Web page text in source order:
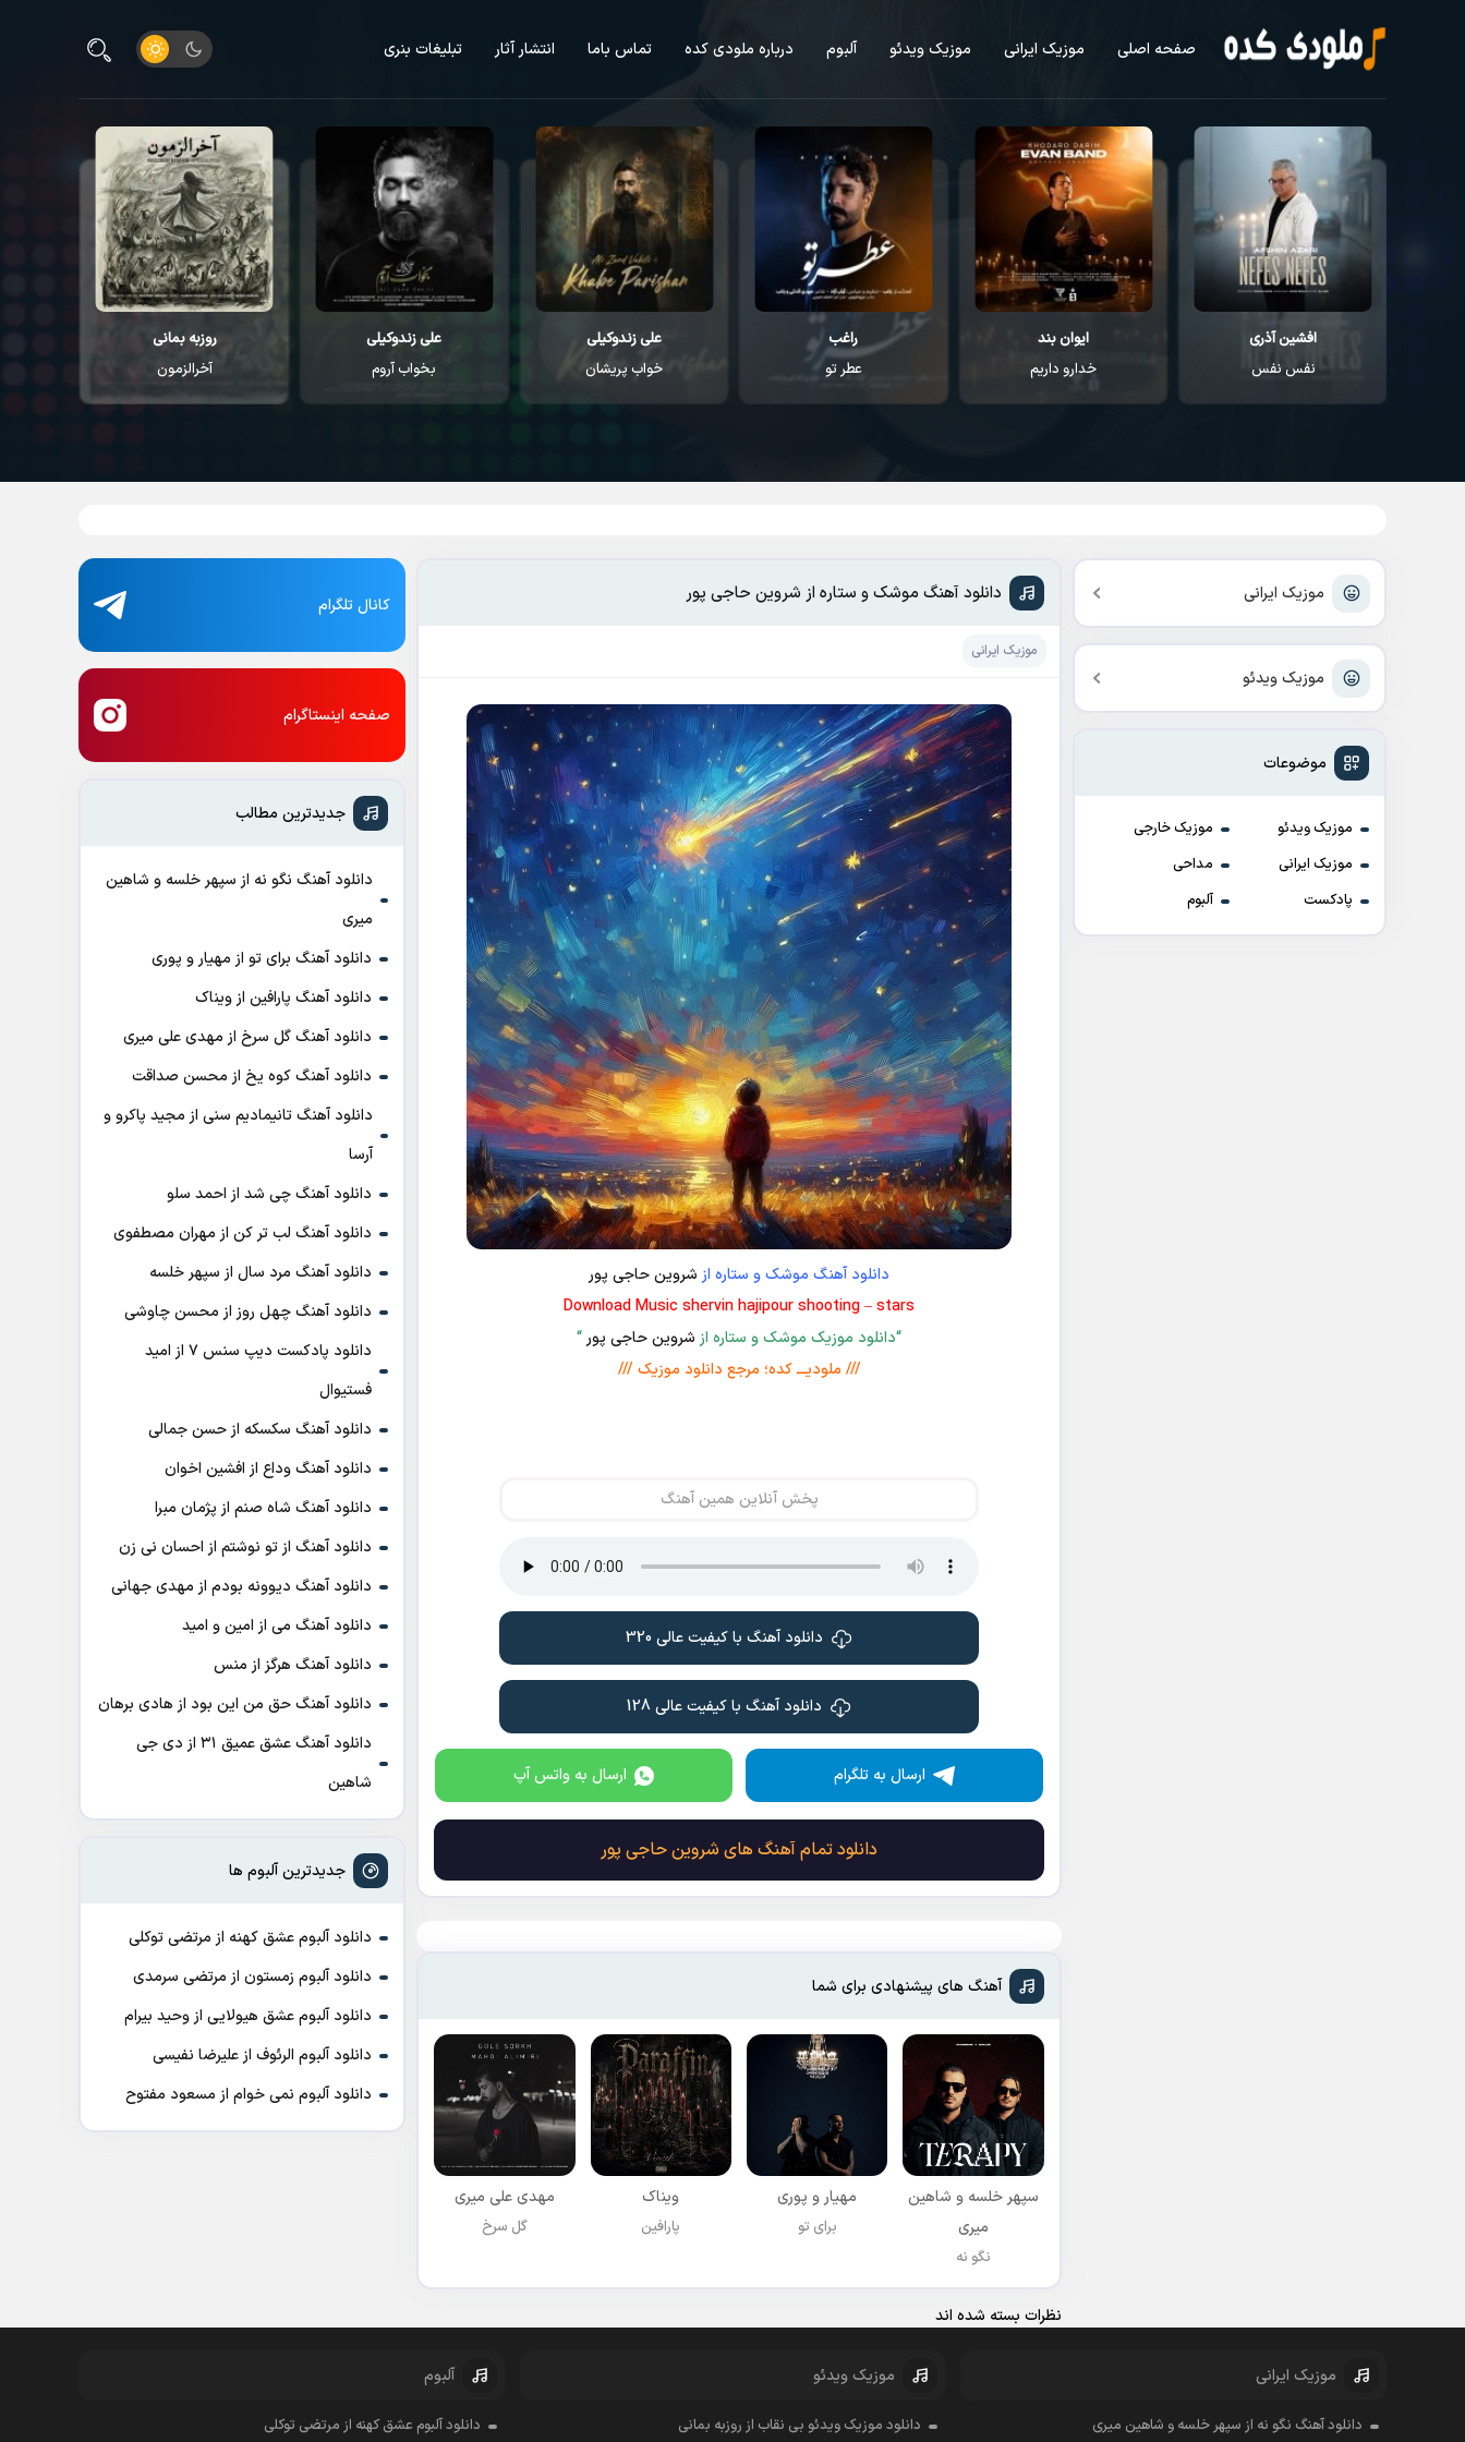
صفحه اصلی موزیک ایرانی موزیک ویدئو آلبوم درباره ملودی کده تماس باما انتشار آثار تبلیغات بنری
افشین آذری
نفس نفس
ایوان بند
خدارو داریم
راغب
عطر تو
علی زندوکیلی
خواب پریشان
علی زندوکیلی
بخواب آروم
روزبه بمانی
آخرالزمون
موزیک ایرانی
موزیک ویدئو
موضوعات
موزیک ویدئو
موزیک خارجی
موزیک ایرانی
مداحی
پادکست
آلبوم
دانلود آهنگ موشک و ستاره از شروین حاجی پور
موزیک ایرانی
دانلود آهنگ موشک و ستاره ازشروین حاجی پور
Download Music shervin hajipour shooting – stars
“دانلود موزیک موشک و ستاره ازشروین حاجی پور“
/// ملودیـــ کده؛ مرجع دانلود موزیک ///
پخش آنلاین همین آهنگ
دانلود آهنگ با کیفیت عالی 320
دانلود آهنگ با کیفیت عالی 128
ارسال به تلگرام ارسال به واتس آپ
دانلود تمام آهنگ های شروین حاجی پور
آهنگ های پیشنهادی برای شما
سپهر خلسه و شاهین
میری
نگو نه
مهیار و پوری
برای تو
ویناک
پارافین
مهدی علی میری
گل سرخ
نظرات بسته شده اند
کانال تلگرام
صفحه اینستاگرام
جدیدترین مطالب
دانلود آهنگ نگو نه از سپهر خلسه و شاهین
میری
دانلود آهنگ برای تو از مهیار و پوری
دانلود آهنگ پارافین از ویناک
دانلود آهنگ گل سرخ از مهدی علی میری
دانلود آهنگ کوه یخ از محسن صداقت
دانلود آهنگ تانیمادیم سنی از مجید پاکرو و
آرسا
دانلود آهنگ چی شد از احمد سلو
دانلود آهنگ لب تر کن از مهران مصطفوی
دانلود آهنگ مرد سال از سپهر خلسه
دانلود آهنگ چهل روز از محسن چاوشی
دانلود پادکست ديپ سنس ۷ از اميد
فستيوال
دانلود آهنگ سکسکه از حسن جمالی
دانلود آهنگ وداع از افشين اخوان
دانلود آهنگ شاه صنم از پژمان مبرا
دانلود آهنگ از تو نوشتم از احسان نی زن
دانلود آهنگ دیوونه بودم از مهدی جهانی
دانلود آهنگ می از امین و امید
دانلود آهنگ هرگز از منس
دانلود آهنگ حق من این بود از هادی برهان
دانلود آهنگ عشق عمیق ۳۱ از دی جی
شاهین
جدیدترین آلبوم ها
دانلود آلبوم عشق کهنه از مرتضی توکلی
دانلود آلبوم زمستون از مرتضی سرمدی
دانلود آلبوم عشق هیولایی از وحید بیرام
دانلود آلبوم الرئوف از علیرضا نفیسی
دانلود آلبوم نمی خوام از مسعود مفتوح
موزیک ایرانی
دانلود آهنگ نگو نه از سپهر خلسه و شاهین میری
موزیک ویدئو
دانلود موزیک ویدئو بی نقاب از روزبه بمانی
آلبوم
دانلود آلبوم عشق کهنه از مرتضی توکلی